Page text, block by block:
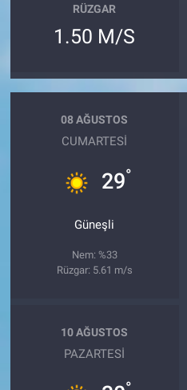
RÜZGAR
1.50 M/S
08 AĞUSTOS
CUMARTESI
29°
Güneşli
Nem: %33
Rüzgar: 5.61 m/s
10 AĞUSTOS
PAZARTESI